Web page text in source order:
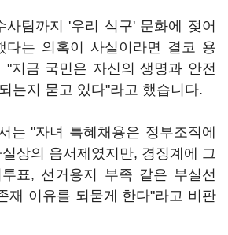
사팀까지 '우리 식구' 문화에 젖어
다는 의혹이 사실이라면 결코 용
"지금 국민은 자신의 생명과 안전
는지 묻고 있다"라고 했습니다.
는 "자녀 특혜채용은 정부조직에
상의 음서제였지만, 경징계에 그
표, 선거용지 부족 같은 부실선
재 이유를 되묻게 한다"라고 비판